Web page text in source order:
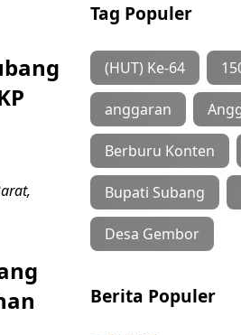
Tag Populer
(HUT) Ke-64
anggaran
Berburu Konten
Bupati Subang
Desa Gembor
Berita Populer